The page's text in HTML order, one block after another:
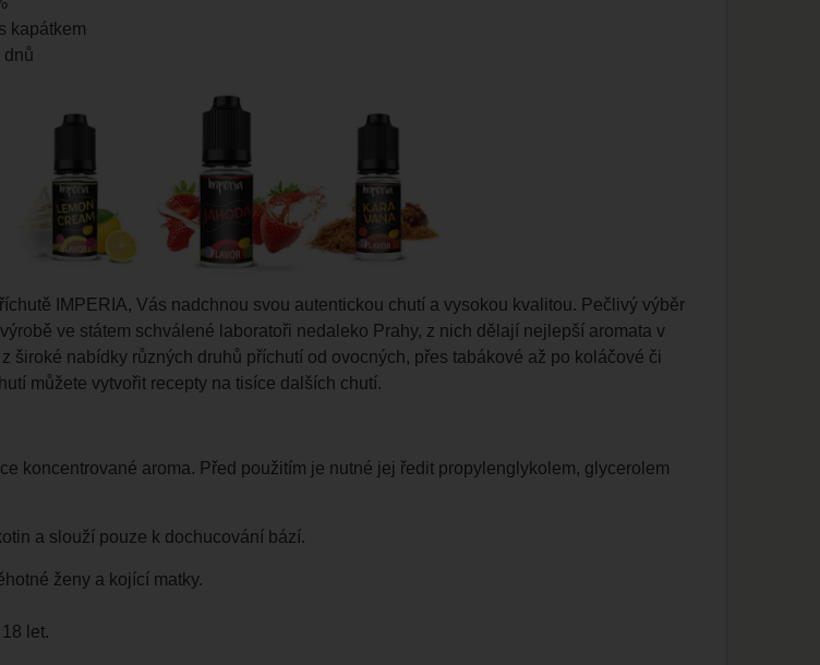
kapátkem
dnů
IMPERIA, Vás nadchnou svou autentickou chutí a vysokou kvalitou. Pečlivý výběr
ve státem schválené laboratoři nedaleko Prahy, z nich dělají nejlepší aromata v
široké nabídky různých druhů příchutí od ovocných, přes tabákové až po koláčové či
můžete vytvořit recepty na tisíce dalších chutí.
koncentrované aroma. Před použitím je nutné jej ředit propylenglykolem, glycerolem
a slouží pouze k dochucování bází.
ženy a kojící matky.
let.